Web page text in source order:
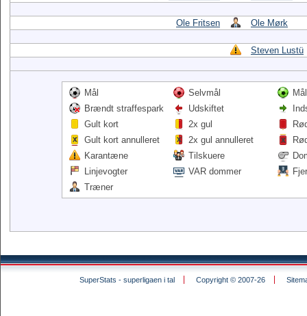
Ole Fritsen Ole Mørk
Steven Lustü
Mål Selvmål
Brændt straffespark
Udskiftet
Gult kort
2x gul
Gult kort annulleret
2x gul annulleret
Karantæne
Tilskuere
Linjevogter
VAR dommer
Træner
SuperStats - superligaen i tal Copyright © 2007-26